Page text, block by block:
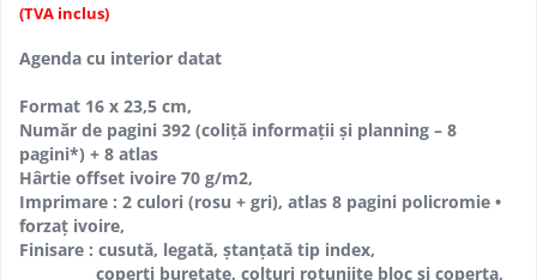
(TVA inclus)
Agenda cu interior datat
Format 16 x 23,5 cm,
Număr de pagini 392 (coliţă informaţii și planning – 8
pagini*) + 8 atlas
Hârtie offset ivoire 70 g/m2,
Imprimare : 2 culori (rosu + gri), atlas 8 pagini policromie •
forzaţ ivoire,
Finisare : cusută, legată, ștanţată tip index,
coperţi buretate, colturi rotunjite bloc si coperta,